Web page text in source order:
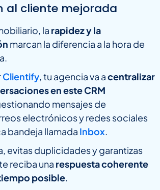
al cliente mejorada
la rapidez y la
marcan la diferencia a la hora de
Clientify, tu agencia va acentralizar
en este CRM
mensajes de
electrónicos y redes sociales
bandeja llamada Inbox.
evitas duplicidades y garantizas
reciba una respuesta coherente
posible.